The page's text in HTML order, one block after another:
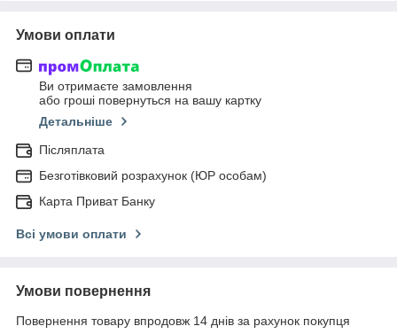
Умови оплати
Ви отримаєте замовлення
або гроші повернуться на вашу картку
Детальніше
Післяплата
Безготівковий розрахунок (ЮР особам)
Карта Приват Банку
Всі умови оплати
Умови повернення
Повернення товару впродовж 14 днів за рахунок покупця